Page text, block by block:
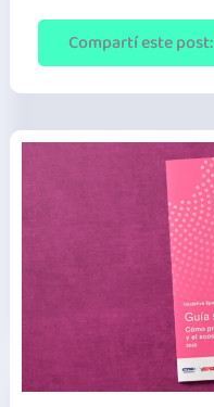
Compartí este post: